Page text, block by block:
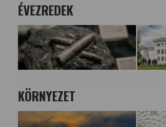
ÉVEZREDEK
KÖRNYEZET